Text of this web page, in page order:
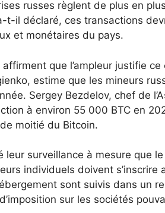
russes règlent de plus en
t-il déclaré, ces transactions
et monétaires du pays.
que l’ampleur justifie
estime que les mineurs
Sergey Bezdelov, chef de
à environ 55 000 BTC en
moitié du Bitcoin.
leur surveillance à mesure que
individuels doivent s’inscrire
sont suivis dans un
sur les sociétés